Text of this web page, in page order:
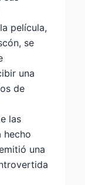
película,
se
una
de
las
hecho
una